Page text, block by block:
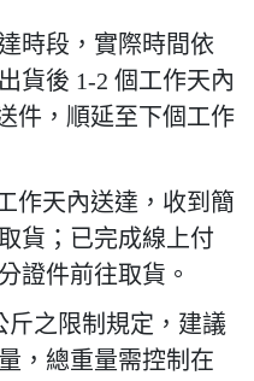
時段，實際時間依
貨後 1-2 個工作天內
件，順延至下個工作
作天內送達，收到簡
貨；已完成線上付
證件前往取貨。
斤之限制規定，建議
，總重量需控制在